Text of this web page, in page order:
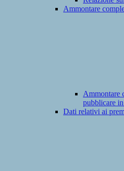
Ammontare
Ammontare
pubblicare
Dati relativi ai